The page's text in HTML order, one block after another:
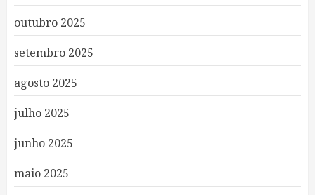
outubro 2025
setembro 2025
agosto 2025
julho 2025
junho 2025
maio 2025